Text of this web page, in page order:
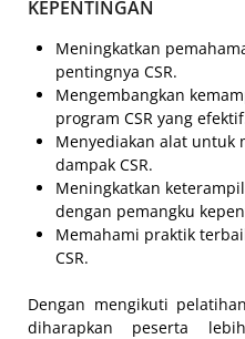
KEPENTINGAN
Meningkatkan
pentingnya CSR.
Mengembangkan
program CSR yang
Menyediakan alat untuk
dampak CSR.
Meningkatkan
dengan pemangku
Memahami praktik
CSR.
Dengan mengikuti
diharapkan peserta